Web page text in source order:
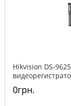
Hikvision DS-
0грн.